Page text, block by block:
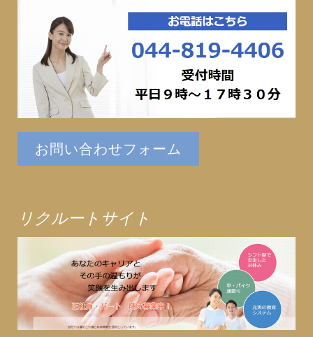
お問い合わせフォーム
リクルートサイト